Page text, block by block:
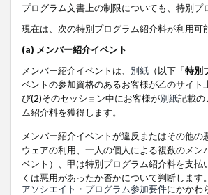
プログラム文書上の制限についても、特別
現在は、次の特別プログラム紹介料が利用可
(a) メンバー紹介イベント
メンバー紹介イベントは、 別紙 （以下「特別
ベントの参加資格のあるお客様が乙のサイ
び(2)そのセッション中にお客様が別紙記載の
ム紹介料を獲得します。
メンバー紹介イベントが違反またはその他
ウェアの利用、一人の個人による複数のメ
ベント）、甲は特別プログラム紹介料を支
くは悪用があったか否かについて判断します。
アソシエイト・プログラム参加要件にかかわ